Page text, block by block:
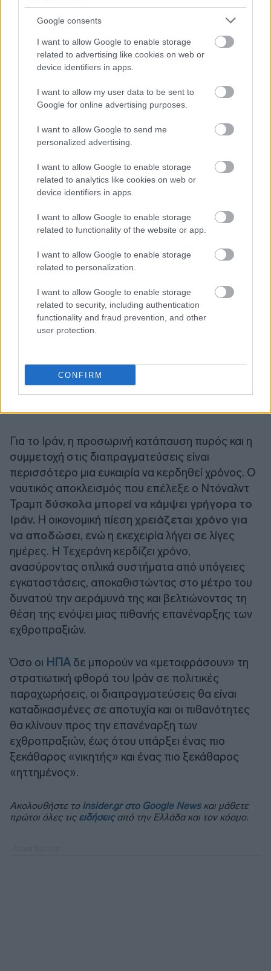
Google consents
I want to allow Google to enable storage
related to advertising like cookies on web or
device identifiers in apps.
I want to allow my user data to be sent to
Google for online advertising purposes.
I want to allow Google to send me
personalized advertising.
I want to allow Google to enable storage
related to analytics like cookies on web or
device identifiers in apps.
I want to allow Google to enable storage
related to functionality of the website or app.
I want to allow Google to enable storage
related to personalization.
I want to allow Google to enable storage
related to security, including authentication
functionality and fraud prevention, and other
user protection.
CONFIRM
κλιμάκωση στο χερσαίο μέτωπο– έχει όριο στο τι
μπορεί να πετύχει.
Για το Ιράν, η προσωρινή κατάπαυση πυρός και η
συμμετοχή στις διαπραγματεύσεις είναι
περισσότερο μια ευκαιρία να κερδηθεί χρόνος. Ο
ναυτικός αποκλεισμός που επέλεξε ο Ντόναλντ
Τραμπ δύσκολα μπορεί να κάμψει γρήγορα το
Ιράν. Η οικονομική πίεση χρειάζεται χρόνο για
να αποδώσει, ενώ η εκεχειρία λήγει σε λίγες
ημέρες. Η Τεχεράνη κερδίζει χρόνο,
ανασύροντας οπλικά συστήματα από υπόγειες
εγκαταστάσεις, αποκαθιστώντας στο μέτρο του
δυνατού την αεράμυνά της και βελτιώνοντας τη
θέση της ενόψει μιας πιθανής επανέναρξης των
εχθροπραξιών.
Όσο οι ΗΠΑ δε μπορούν να «μεταφράσουν» τη
στρατιωτική φθορά του Ιράν σε πολιτικές
παραχωρήσεις, οι διαπραγματεύσεις θα είναι
καταδικασμένες σε αποτυχία και οι πιθανότητες
θα κλίνουν προς την επανέναρξη των
εχθροπραξιών, έως ότου υπάρξει ένας πιο
ξεκάθαρος «νικητής» και ένας πιο ξεκάθαρος
«ηττημένος».
Ακολουθήστε το insider.gr στο Google Newsκαι μάθετε
πρώτοι όλες τις ειδήσειςαπό την Ελλάδα και τον κόσμο.